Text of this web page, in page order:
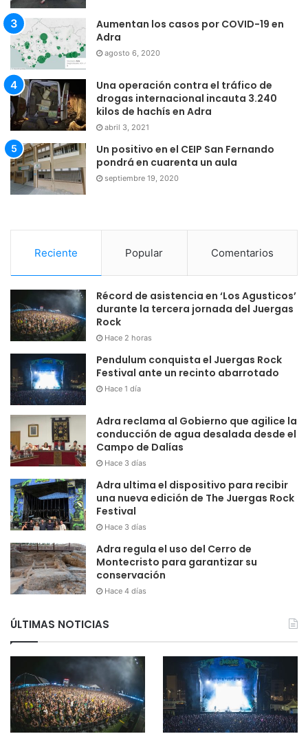
Aumentan los casos por COVID-19 en
Adra
agosto 6, 2020
Una operación contra el tráfico de
drogas internacional incauta 3.240
kilos de hachís en Adra
abril 3, 2021
Un positivo en el CEIP San Fernando
pondrá en cuarenta un aula
septiembre 19, 2020
Reciente Popular Comentarios
Récord de asistencia en ‘Los Agusticos’
durante la tercera jornada del Juergas
Rock
Hace 2 horas
Pendulum conquista el Juergas Rock
Festival ante un recinto abarrotado
Hace 1 día
Adra reclama al Gobierno que agilice la
conducción de agua desalada desde el
Campo de Dalías
Hace 3 días
Adra ultima el dispositivo para recibir
una nueva edición de The Juergas Rock
Festival
Hace 3 días
Adra regula el uso del Cerro de
Montecristo para garantizar su
conservación
Hace 4 días
ÚLTIMAS NOTICIAS